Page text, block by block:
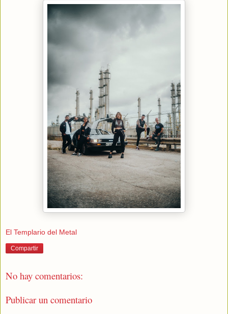
El Templario del Metal
Compartir
No hay comentarios:
Publicar un comentario